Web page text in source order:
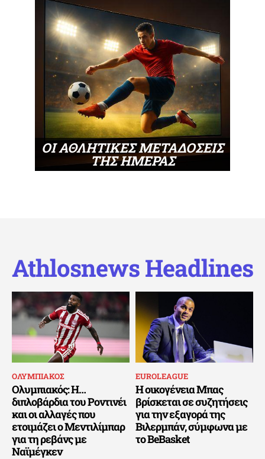
ΟΙ ΑΘΛΗΤΙΚΕΣ ΜΕΤΑΔΟΣΕΙΣ
ΤΗΣ ΗΜΕΡΑΣ
Athlosnews Headlines
ΟΛΥΜΠΙΑΚΟΣ
Ολυμπιακός: Η…
διπλοβάρδια του Ροντινέι
και οι αλλαγές που
ετοιμάζει ο Μεντιλίμπαρ
για τη ρεβάνς με
Ναϊμέγκεν
EUROLEAGUE
Η οικογένεια Μπας
βρίσκεται σε συζητήσεις
για την εξαγορά της
Βιλερμπάν, σύμφωνα με
το BeBasket